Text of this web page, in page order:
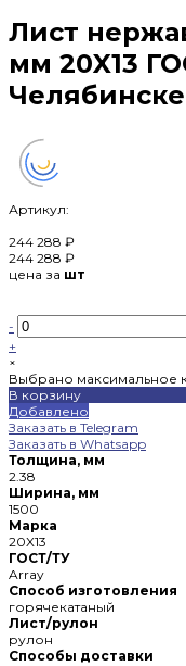
Лист
мм 20X13
Челябинске
Артикул:
244 288 ₽
244 288 ₽
цена за шт
-
+
×
Выбрано максимальное
В корзину
Добавлено
Заказать в Telegram
Заказать в Whatsapp
Толщина, мм
2.38
Ширина, мм
1500
Марка
20X13
ГОСТ/ТУ
Array
Способ изготовления
горячекатаный
Лист/рулон
рулон
Способы доставки